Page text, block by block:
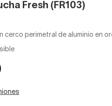
Fresh (FR103)
cerco perimetral de aluminio en